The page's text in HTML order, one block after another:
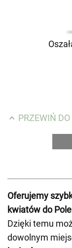
PRZEWIŃ DO
Oferujemy
kwiatów do
Dzięki temu
dowolnym